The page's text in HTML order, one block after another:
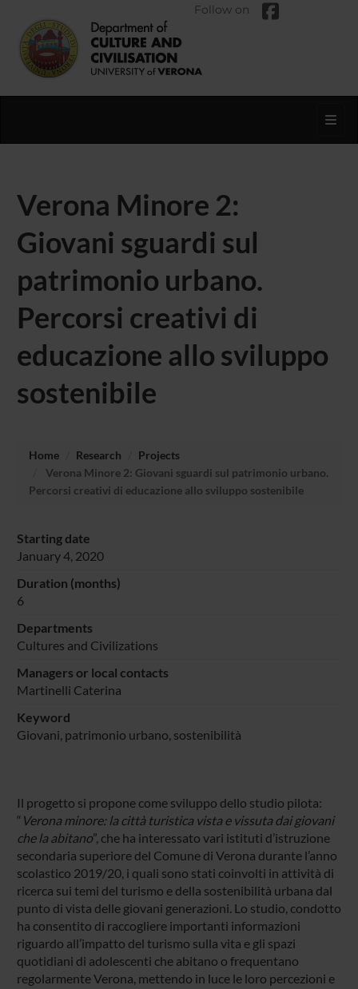
Follow on
Verona Minore 2:
Giovani sguardi sul
patrimonio urbano.
Percorsi creativi di
educazione allo sviluppo
sostenibile
Home Research
Projects
Verona Minore 2: Giovani sguardi sul patrimonio urbano.
Percorsi creativi di educazione allo sviluppo sostenibile
Starting date
January 4, 2020
Duration (months)
6
Departments
Cultures and Civilizations
Managers or local contacts
Martinelli Caterina
Keyword
Giovani, patrimonio urbano, sostenibilità
Il progetto si propone come sviluppo dello studio pilota:
“ Verona minore: la città turistica vista e vissuta dai giovani
che la abitano”, che ha interessato vari istituti d’istruzione
secondaria superiore del Comune di Verona durante l’anno
scolastico 2019/20, i quali sono stati coinvolti in attività di
ricerca sui temi del turismo e della sostenibilità urbana dal
punto di vista delle giovani generazioni. Lo studio, condotto
ha consentito di raccogliere importanti informazioni
riguardo all’impatto del turismo sulla vita e gli spazi
quotidiani di adolescenti che abitano o frequentano
regolarmente Verona, mettendo in luce le loro percezioni e